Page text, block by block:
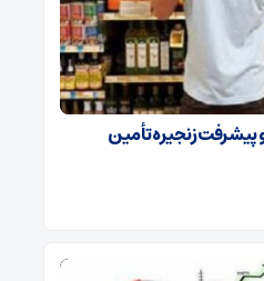
پیشرفت زنجیره تأمین